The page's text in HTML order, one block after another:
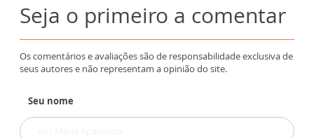
Seja o primeiro a comentar
Os comentários e avaliações são de responsabilidade exclusiva de
seus autores e não representam a opinião do site.
Seu nome